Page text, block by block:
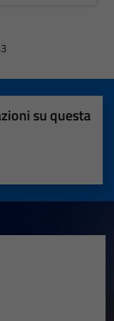
su questa